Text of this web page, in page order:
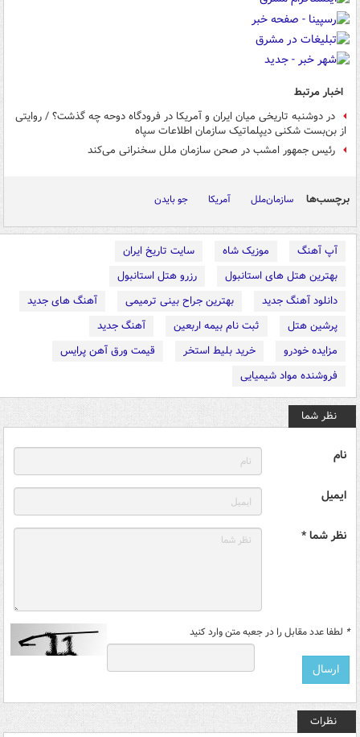
اخبار مرتبط
در دوشنبه تاریخی میان ایران و آمریکا در فرودگاه دوحه چه گذشت؟ / روایتی
از بن‌بست شکنی دیپلماتیک سازمان اطلاعات سپاه
رئیس جمهور امشب در صحن سازمان ملل سخنرانی می‌کند
برچسب‌ها سازمان‌ملل آمریکا جو بایدن
آپ آهنگ موزیک شاه
سایت تاریخ ایران
بهترین هتل های استانبول
رزرو هتل استانبول
دانلود آهنگ جدید
بهترین جراح بینی ترمیمی
آهنگ های جدید
پرشین هتل
ثبت نام بیمه اربعین
آهنگ جدید
مزایده خودرو
خرید بلیط استخر
قیمت ورق آهن پرایس
فروشنده مواد شیمیایی
نظر شما
نام
ایمیل
نظر شما *
* لطفا عدد مقابل را در جعبه متن وارد کنید
نظرات